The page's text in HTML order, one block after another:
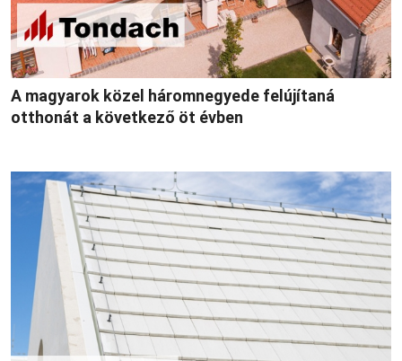
A magyarok közel háromnegyede felújítaná
otthonát a következő öt évben